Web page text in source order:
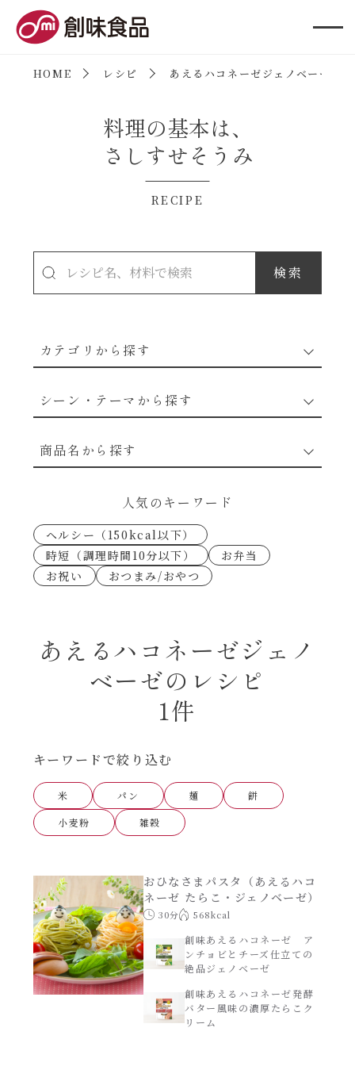
HOME レシピ あえるハコネーゼジェノベーゼ
料理の基本は、
さしすせそうみ
RECIPE
カテゴリから探す
穀物類のレシピ
シーン・テーマから探す
なんでも南蛮
考えるな、二代目で炒めろ！～○○の炒め物
朝シャン（ごはん派）
朝シャン（パン派）
時短（調理時間10分以下）
お弁当
お祝い
おつまみ/おやつ
主菜
商品名から探す
あえるハコネーゼトマトバジル
あえるハコネーゼ高菜
あえるハコネーゼ明太子
あえるハコネーゼナポリタン
あえるハコネーゼジェノベーゼ
あえるハコネーゼペペロンチーノ
シャンタンシリーズ
シャンタン粉末
人気のキーワード
ヘルシー（150kcal以下）
時短（調理時間10分以下）
お弁当
お祝い
おつまみ/おやつ
あえるハコネーゼジェノ
ベーゼのレシピ
1件
キーワードで絞り込む
米 パン 麺
餅
小麦粉
雑穀
おひなさまパスタ（あえるハコ
ネーゼ たらこ・ジェノベーゼ）
30分 568kcal
創味あえるハコネーゼ ア
ンチョビとチーズ仕立ての
絶品ジェノベーゼ
創味あえるハコネーゼ発酵
バター風味の濃厚たらこク
リーム